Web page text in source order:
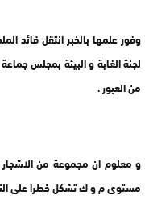
وفور علمها بالخبر انتقل قائد
لجنة الغابة و البيئة بمجلس
من العبور .
و معلوم ان مجموعة من الاشجار
مستوى م و ك تشكل خطرا على